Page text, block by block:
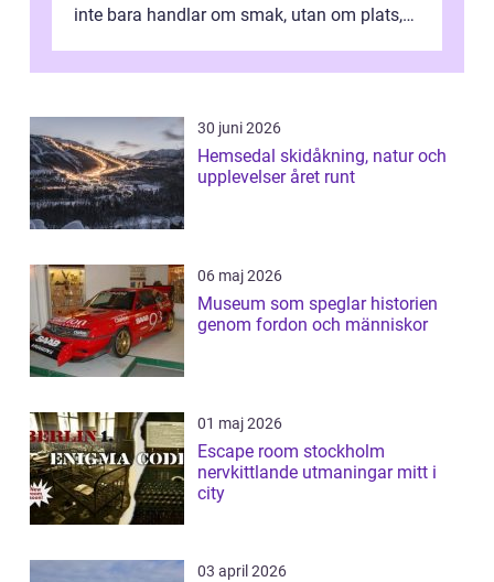
inte bara handlar om smak, utan om plats,
30 juni 2026
Hemsedal skidåkning, natur och
upplevelser året runt
06 maj 2026
Museum som speglar historien
genom fordon och människor
01 maj 2026
Escape room stockholm
nervkittlande utmaningar mitt i
city
03 april 2026